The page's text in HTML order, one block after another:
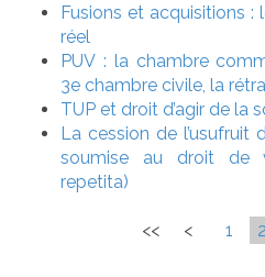
Fusions et acquisitions :
réel
PUV : la chambre
3e chambre civile, la
TUP et droit d’agir de la
La cession de l’usufruit
soumise au droit de
repetita)
<< < 1 2